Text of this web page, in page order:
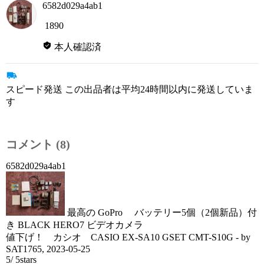
6582d029a4ab1
1890
本人確認済
スピード発送 この出品者は平均24時間以内に発送していま
す
コメント (8)
6582d029a4ab1
最高の GoPro バッテリー5個（2個新品）付
き BLACK HERO7 ビデオカメラ
値下げ！ カシオ CASIO EX-SA10 GSET CMT-S10G - by
SAT1765, 2023-05-25
5/ 5stars